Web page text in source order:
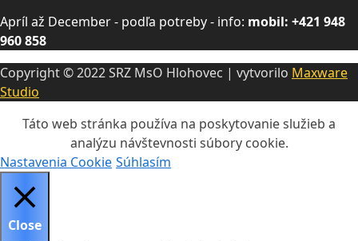
Apríl až December - podľa potreby - info: mobil: +421 948
960 858
Copyright © 2022 SRZ MsO Hlohovec | vytvorilo Maxware
Studio
Táto web stránka používa na poskytovanie služieb a
analýzu návštevnosti súbory cookie.
Nastavenia Cookie Súhlasím
Close